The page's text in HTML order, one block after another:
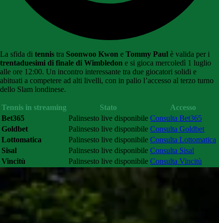
La sfida di tennis tra Soonwoo Kwon e Tommy Paul è valida per i
trentaduesimi di finale di Wimbledon e si gioca mercoledì 1 luglio
alle ore 12:00. Un incontro interessante tra due giocatori solidi e
abituati a competere ad alti livelli, con in palio l’accesso al terzo turno
dello Slam londinese.
Tennis in streaming Stato
Accesso
Bet365
Palinsesto live disponibile Consulta Bet365
Goldbet
Palinsesto live disponibile Consulta Goldbet
Lottomatica
Palinsesto live disponibile Consulta Lottomatica
Sisal
Palinsesto live disponibile Consulta Sisal
Vincitù
Palinsesto live disponibile Consulta Vincitù